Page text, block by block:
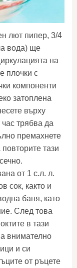
лют пипер, 3/4
вода) ще
на
плочки с
компоненти
затоплена
върху
трябва да
премахнете
тази
от 1 с.л. л.
сок, както и
баня, като
След това
в тази
внимателно
и си
от ръцете